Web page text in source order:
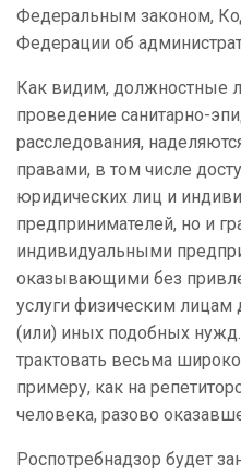
Федеральным законом,
Федерации об
Как видим, должностные
проведение санитарно-
расследования,
правами, в том числе
юридических лиц и
предпринимателей, но и
индивидуальными
оказывающими без
услуги физическим
(или) иных подобных
трактовать весьма
примеру, как на
человека, разово
Роспотребнадзор будет